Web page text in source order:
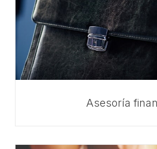
Asesoría